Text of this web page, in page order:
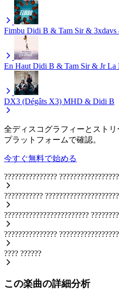
Fimbu Didi B & Tam Sir & 3xdavs
En Haut Didi B & Tam Sir & Jr La
DX3 (Dégâts X3) MHD & Didi B
全ディスコグラフィーとスト
プラットフォームで確認。
今すぐ無料で始める
???????????????
???????????
????????????????????????
???????????????
???? ??????
この楽曲の詳細分析